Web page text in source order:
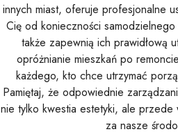
innych miast, oferuje profesjonalne
Cię od konieczności
także zapewnią ich prawidłową
opróżnianie mieszkań po
każdego, kto chce utrzymać
Pamiętaj, że odpowiednie
nie tylko kwestia estetyki, ale przede
za nasze